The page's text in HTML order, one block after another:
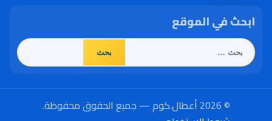
ابحث في الموقع
البحث
عن:
© 2026 أعطال.كوم — جميع الحقوق محفوظة.